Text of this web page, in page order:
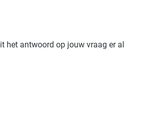
het antwoord op jouw vraag er al